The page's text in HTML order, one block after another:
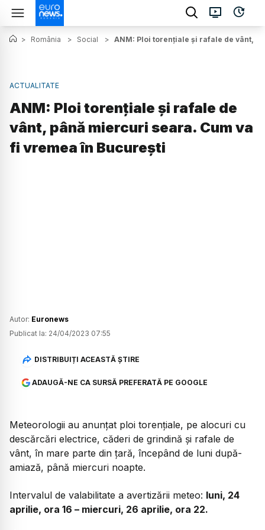
> România > Social > ANM: Ploi torențiale și rafale de vânt,
ACTUALITATE
ANM: Ploi torențiale și rafale de
vânt, până miercuri seara. Cum va
fi vremea în București
Autor: Euronews
Publicat la: 24/04/2023 07:55
DISTRIBUIȚI ACEASTĂ ȘTIRE
ADAUGĂ-NE CA SURSĂ PREFERATĂ PE GOOGLE
Meteorologii au anunțat ploi torențiale, pe alocuri cu
descărcări electrice, căderi de grindină și rafale de
vânt, în mare parte din țară, începând de luni după-
amiază, până miercuri noapte.
Intervalul de valabilitate a avertizării meteo: luni, 24
aprilie, ora 16 – miercuri, 26 aprilie, ora 22.